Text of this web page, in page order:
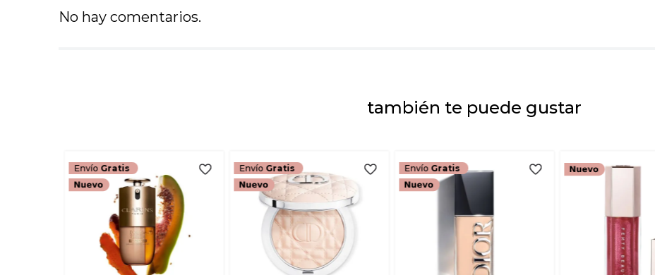
No hay comentarios.
también te puede gustar
Envío Gratis Envío Gratis Envío Gratis